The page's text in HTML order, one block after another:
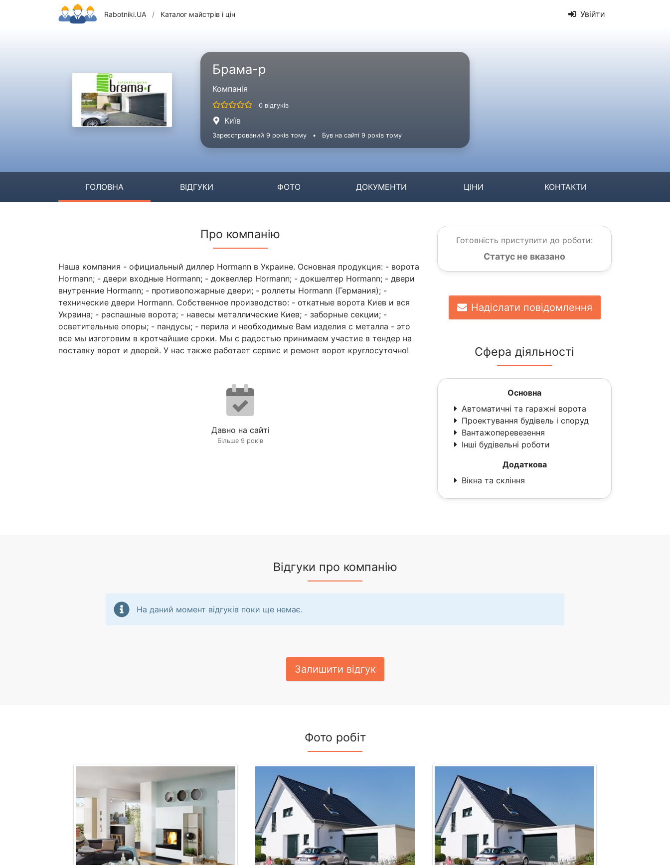
Rabotniki.UA / Каталог майстрів і цін Увійти
Брама-р
Компанія
0 відгуків
Київ
Зареєстрований 9 років тому • Був на сайті 9 років тому
ГОЛОВНА ВІДГУКИ ФОТО ДОКУМЕНТИ ЦІНИ КОНТАКТИ
Про компанію
Наша компания - официальный диллер Hormann в Украине. Основная продукция: - ворота
Hormann; - двери входные Hormann; - доквеллер Hormann; - докшелтер Hormann; - двери
внутренние Hormann; - противопожарные двери; - роллеты Hormann (Германия); -
технические двери Hormann. Собственное производство: - откатные ворота Киев и вся
Украина; - распашные ворота; - навесы металлические Киев; - заборные секции; -
осветительные опоры; - пандусы; - перила и необходимые Вам изделия с металла - это
все мы изготовим в кротчайшие сроки. Мы с радостью принимаем участие в тендер на
поставку ворот и дверей. У нас также работает сервис и ремонт ворот круглосуточно!
Давно на сайті
Більше 9 років
Готовність приступити до роботи:
Статус не вказано
Надіслати повідомлення
Сфера діяльності
Основна
Автоматичні та гаражні ворота
Проектування будівель і споруд
Вантажоперевезення
Інші будівельні роботи
Додаткова
Вікна та скління
Відгуки про компанію
На даний момент відгуків поки ще немає.
Залишити відгук
Фото робіт